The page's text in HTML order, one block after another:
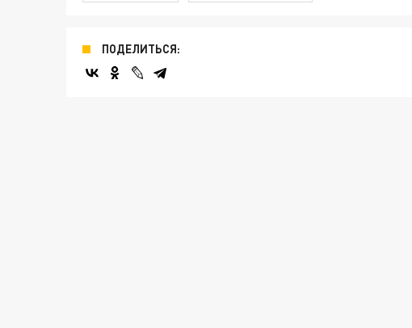
ПОДЕЛИТЬСЯ: